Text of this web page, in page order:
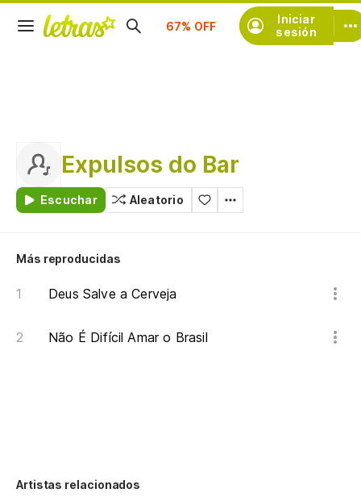
Iniciar
sesión
Suscríbete
Expulsos do Bar
Escuchar Aleatorio
Más reproducidas
Deus Salve a Cerveja
Não É Difícil Amar o Brasil
Artistas relacionados